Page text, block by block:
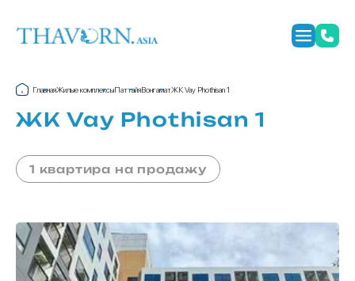
ГлавнаяЖилые комплексыПаттайяВонгаматЖК Vay Phothisan 1
ЖК Vay Phothisan 1
1 квартира на продажу